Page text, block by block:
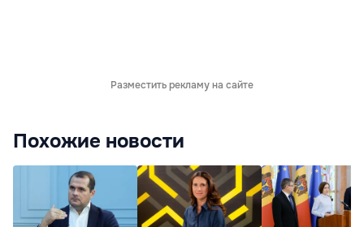
Разместить рекламу на сайте
Похожие новости